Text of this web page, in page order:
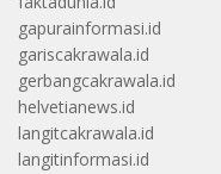
gapurainformasi.id
gariscakrawala.id
gerbangcakrawala.id
helvetianews.id
langitcakrawala.id
langitinformasi.id